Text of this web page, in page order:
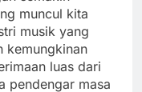
muncul kita
musik yang
kemungkinan
luas dari
pendengar masa